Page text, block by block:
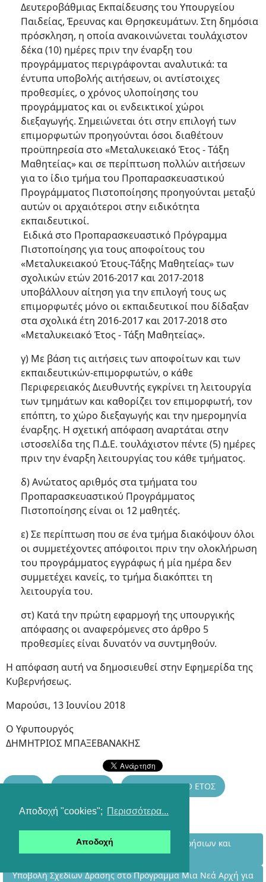
Αποδοχή "cookies"; Περισσότερα...
Αποδοχή
Δευτεροβάθμιας Εκπαίδευσης του Υπουργείου
Παιδείας, Έρευνας και Θρησκευμάτων. Στη δημόσια
πρόσκληση, η οποία ανακοινώνεται τουλάχιστον
δέκα (10) ημέρες πριν την έναρξη του
προγράμματος περιγράφονται αναλυτικά: τα
έντυπα υποβολής αιτήσεων, οι αντίστοιχες
προθεσμίες, ο χρόνος υλοποίησης του
προγράμματος και οι ενδεικτικοί χώροι
διεξαγωγής. Σημειώνεται ότι στην επιλογή των
επιμορφωτών προηγούνται όσοι διαθέτουν
προϋπηρεσία στο «Μεταλυκειακό Έτος - Τάξη
Μαθητείας» και σε περίπτωση πολλών αιτήσεων
για το ίδιο τμήμα του Προπαρασκευαστικού
Προγράμματος Πιστοποίησης προηγούνται μεταξύ
αυτών οι αρχαιότεροι στην ειδικότητα
εκπαιδευτικοί.
Ειδικά στο Προπαρασκευαστικό Πρόγραμμα
Πιστοποίησης για τους αποφοίτους του
«Μεταλυκειακού Έτους-Τάξης Μαθητείας» των
σχολικών ετών 2016-2017 και 2017-2018
υποβάλλουν αίτηση για την επιλογή τους ως
επιμορφωτές μόνο οι εκπαιδευτικοί που δίδαξαν
στα σχολικά έτη 2016-2017 και 2017-2018 στο
«Μεταλυκειακό Έτος - Τάξη Μαθητείας».
γ) Με βάση τις αιτήσεις των αποφοίτων και των
εκπαιδευτικών-επιμορφωτών, ο κάθε
Περιφερειακός Διευθυντής εγκρίνει τη λειτουργία
των τμημάτων και καθορίζει τον επιμορφωτή, τον
επόπτη, το χώρο διεξαγωγής και την ημερομηνία
έναρξης. Η σχετική απόφαση αναρτάται στην
ιστοσελίδα της Π.Δ.Ε. τουλάχιστον πέντε (5) ημέρες
πριν την έναρξη λειτουργίας του κάθε τμήματος.
δ) Ανώτατος αριθμός στα τμήματα του
Προπαρασκευαστικού Προγράμματος
Πιστοποίησης είναι οι 12 μαθητές.
ε) Σε περίπτωση που σε ένα τμήμα διακόψουν όλοι
οι συμμετέχοντες απόφοιτοι πριν την ολοκλήρωση
του προγράμματος εγγράφως ή μία ημέρα δεν
συμμετέχει κανείς, το τμήμα διακόπτει τη
λειτουργία του.
στ) Κατά την πρώτη εφαρμογή της υπουργικής
απόφασης οι αναφερόμενες στο άρθρο 5
προθεσμίες είναι δυνατόν να συντμηθούν.
Η απόφαση αυτή να δημοσιευθεί στην Εφημερίδα της
Κυβερνήσεως.
Μαρούσι, 13 Ιουνίου 2018
Ο Υφυπουργός
ΔΗΜΗΤΡΙΟΣ ΜΠΑΞΕΒΑΝΑΚΗΣ
ΕΠΑΛ ΜΑΘΗΤΕΙΑ ΜΕΤΑΛΥΚΕΙΑΚΟ ΕΤΟΣ
Προηγούμενο άρθρο: Προαγωγή / Απόλυση Μαθητών
Προαγωγή / Απόλυση Μαθητών Ημερήσιων και
Εσπερινών ΕΠΑΛ 2021
Επόμενο άρθρο: Υποβολή Σχεδίων Δράσης στο Πρόγραμμα
Υποβολή Σχεδίων Δράσης στο Πρόγραμμα Μια Νεά Αρχή για